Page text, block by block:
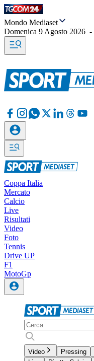
Mondo Mediaset
Domenica 9 Agosto 2026 -
Coppa Italia
Mercato
Calcio
Live
Risultati
Video
Foto
Tennis
Drive UP
F1
MotoGp
Video Pressing